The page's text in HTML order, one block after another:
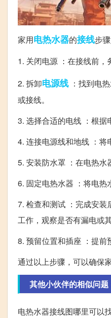
家用电热水器的接线步
1. 关闭电源 ：在接线前，
2. 拆卸电源线 ：找到电
或接线。
3. 选择合适的电线 ：根
4. 连接电源线和地线 ：
5. 安装防水罩 ：在电热水
6. 固定电热水器 ：将电热
7. 检查和测试 ：完成安
工作，观察是否有漏电或
8. 预留位置和插座 ：提前
通过以上步骤，可以确保
其他小伙伴的相似问题
电热水器接线图哪里可以